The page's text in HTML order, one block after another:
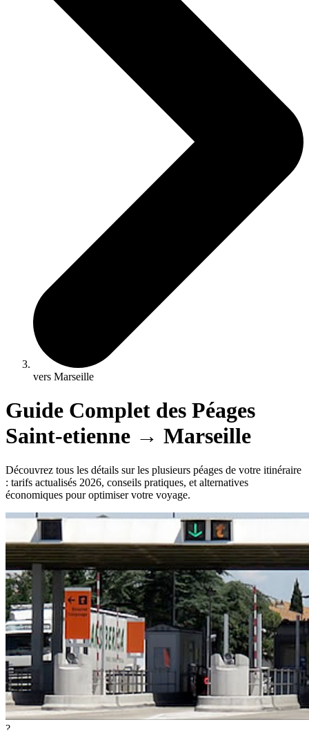
vers Marseille
Guide Complet des Péages
Saint-etienne → Marseille
Découvrez tous les détails sur les plusieurs péages de votre itinéraire
: tarifs actualisés 2026, conseils pratiques, et alternatives
économiques pour optimiser votre voyage.
?